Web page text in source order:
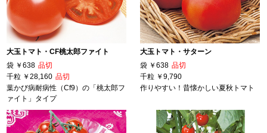
大玉トマト・CF桃太郎ファイト
袋 ￥638 品切
千粒 ￥28,160 品切
葉かび病耐病性（Cf9）の「桃太郎フ
ァイト」タイプ
大玉トマト・サターン
袋 ￥638 品切
千粒 ￥9,790
作りやすい！昔懐かしい夏秋トマト